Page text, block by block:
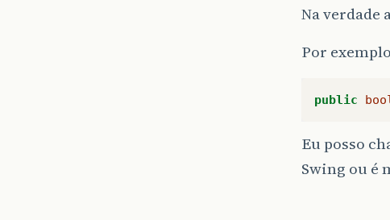
Na verdade
Por
public
Eu posso
Swing ou é